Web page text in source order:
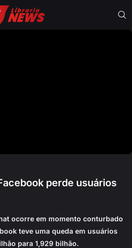
perde usuários
ocorre em momento conturbado
teve uma queda em usuários
para 1,929 bilhão.